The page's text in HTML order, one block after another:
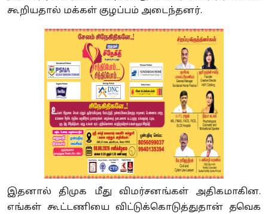
கூறியதால் மக்கள் குழப்பம் அடைந்தனர்.
இதனால் திமுக மீது விமர்சனங்கள் அதிகமாகின.
எங்கள் கூட்டணியை விட்டுக்கொடுத்துதான் தவெக